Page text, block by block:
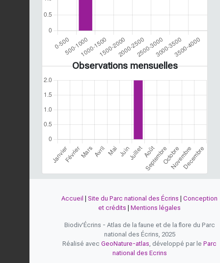
Observations mensuelles
Accueil Site du Parc national des Écrins
Conception
et crédits
Mentions légales
Biodiv'Écrins - Atlas de la faune et de la flore du Parc
national des Écrins, 2025
Réalisé avec GeoNature-atlas, développé par le Parc
national des Ecrins